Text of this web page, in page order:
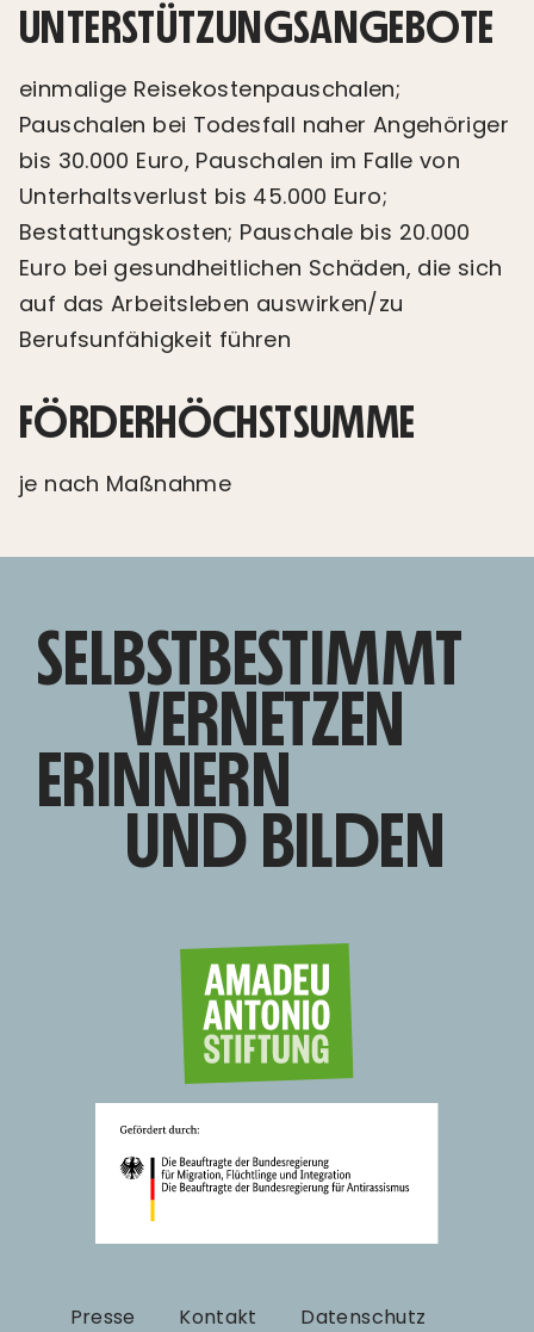
UNTERSTÜTZUNGSANGEBOTE
einmalige Reisekostenpauschalen;
Pauschalen bei Todesfall naher Angehöriger
bis 30.000 Euro, Pauschalen im Falle von
Unterhaltsverlust bis 45.000 Euro;
Bestattungskosten; Pauschale bis 20.000
Euro bei gesundheitlichen Schäden, die sich
auf das Arbeitsleben auswirken/zu
Berufsunfähigkeit führen
FÖRDERHÖCHSTSUMME
je nach Maßnahme
SELBSTBESTIMMT
VERNETZEN
ERINNERN
UND BILDEN
Presse Kontakt Datenschutz